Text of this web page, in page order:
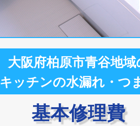
大阪府柏原市青谷地域
キッチンの水漏れ・つ
基本修理費